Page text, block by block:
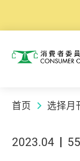
消费者委员会
首页 选择月
2023.04